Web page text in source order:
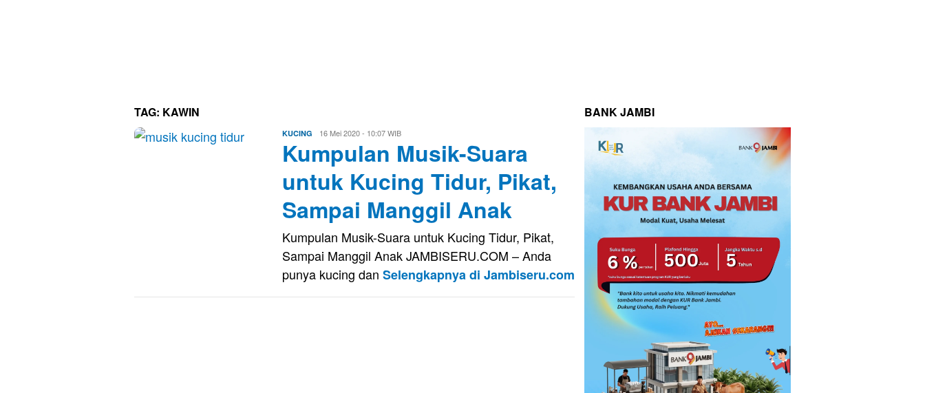
TAG: KAWIN
KUCING Eri16 Mei 2020 - 10:07 WIB
Kumpulan Musik-Suara
untuk Kucing Tidur, Pikat,
Sampai Manggil Anak
Kumpulan Musik-Suara untuk Kucing Tidur, Pikat,
Sampai Manggil Anak JAMBISERU.COM – Anda
punya kucing dan Selengkapnya di Jambiseru.com
BANK JAMBI